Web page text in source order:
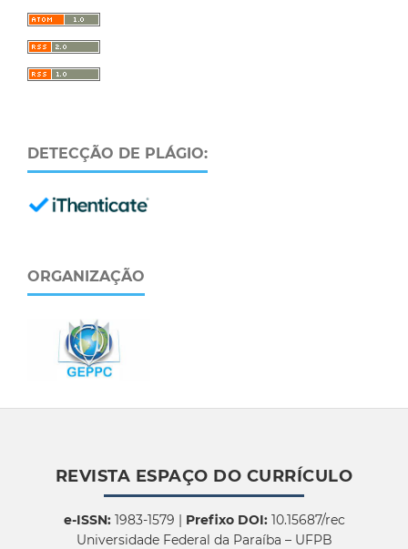
DETECÇÃO DE PLÁGIO:
ORGANIZAÇÃO
REVISTA ESPAÇO DO CURRÍCULO
e-ISSN:1983-1579 | Prefixo DOI:10.15687/rec
Universidade Federal da Paraíba – UFPB